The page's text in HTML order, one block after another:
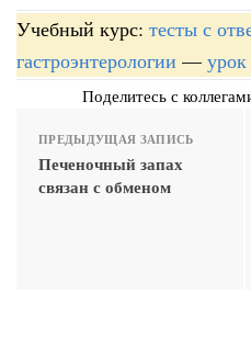
Учебный курс: тесты с
гастроэнтерологии —
Поделитесь с
ПРЕДЫДУЩАЯ ЗАПИСЬ
Печеночный запах
связан с обменом